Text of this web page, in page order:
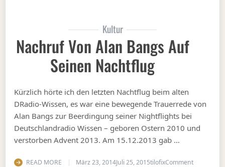
Kultur
Nachruf Von Alan Bangs Auf
Seinen Nachtflug
Kürzlich hörte ich den letzten Nachtflug beim alten
DRadio-Wissen, es war eine bewegende Trauerrede von
Alan Bangs zur Beerdingung seiner Nightflights bei
Deutschlandradio Wissen – geboren Ostern 2010 und
verstorben Advent 2013. Am 15.12.2013 gab …
READ MORE März 23, 2014Juli 25, 2015tilofixCommenton